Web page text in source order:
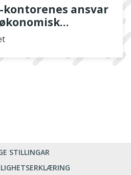
kontorenes ansvar
i en
situasjon
STILLINGAR